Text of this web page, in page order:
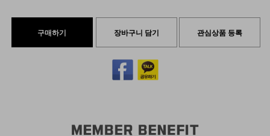
구매하기 장바구니 담기 관심상품 등록